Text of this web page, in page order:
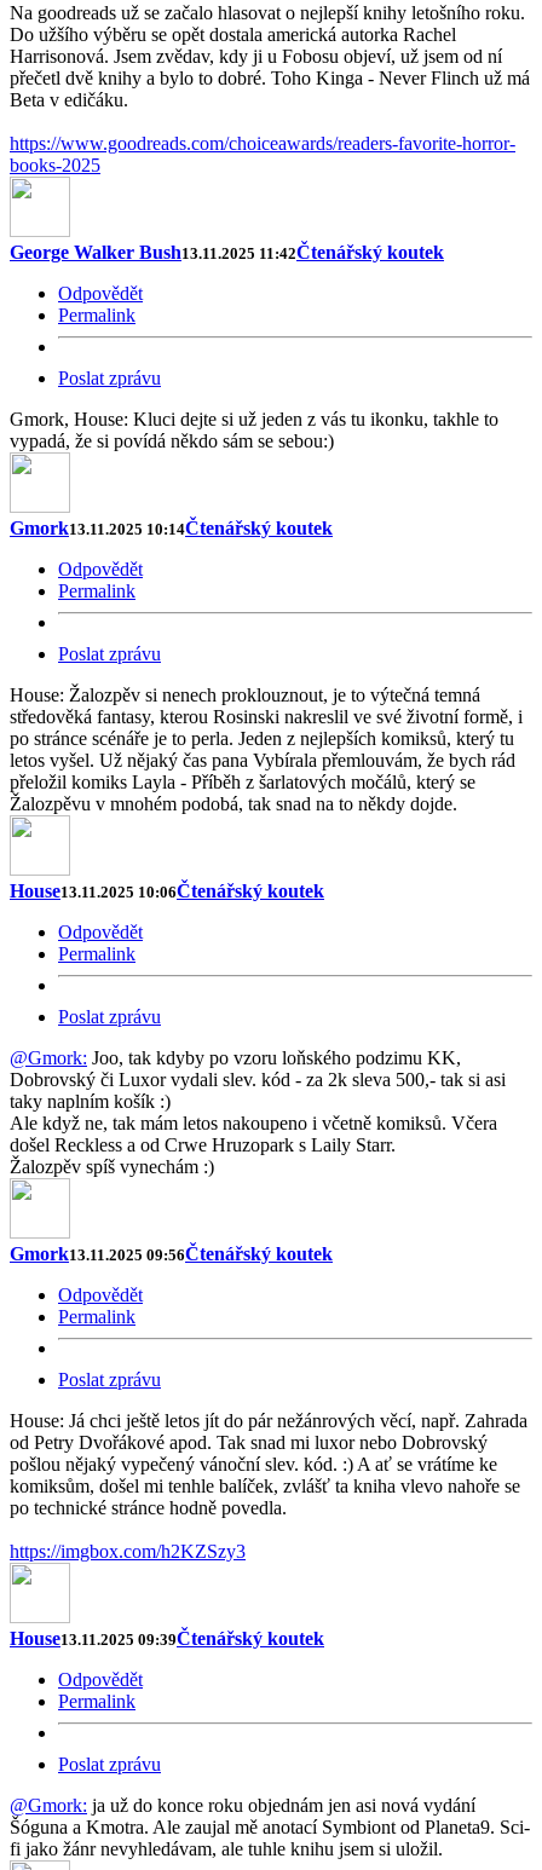
Na goodreads už se začalo hlasovat o nejlepší knihy letošního roku.
Do užšího výběru se opět dostala americká autorka Rachel
Harrisonová. Jsem zvědav, kdy ji u Fobosu objeví, už jsem od ní
přečetl dvě knihy a bylo to dobré. Toho Kinga - Never Flinch už má
Beta v edičáku.
https://www.goodreads.com/choiceawards/readers-favorite-horror-
books-2025
George Walker Bush13.11.2025 11:42Čtenářský koutek
Odpovědět
Permalink
Poslat zprávu
Gmork, House: Kluci dejte si už jeden z vás tu ikonku, takhle to
vypadá, že si povídá někdo sám se sebou:)
Gmork13.11.2025 10:14Čtenářský koutek
Odpovědět
Permalink
Poslat zprávu
House: Žalozpěv si nenech proklouznout, je to výtečná temná
středověká fantasy, kterou Rosinski nakreslil ve své životní formě, i
po stránce scénáře je to perla. Jeden z nejlepších komiksů, který tu
letos vyšel. Už nějaký čas pana Vybírala přemlouvám, že bych rád
přeložil komiks Layla - Příběh z šarlatových močálů, který se
Žalozpěvu v mnohém podobá, tak snad na to někdy dojde.
House13.11.2025 10:06Čtenářský koutek
Odpovědět
Permalink
Poslat zprávu
@Gmork: Joo, tak kdyby po vzoru loňského podzimu KK,
Dobrovský či Luxor vydali slev. kód - za 2k sleva 500,- tak si asi
taky naplním košík :)
Ale když ne, tak mám letos nakoupeno i včetně komiksů. Včera
došel Reckless a od Crwe Hruzopark s Laily Starr.
Žalozpěv spíš vynechám :)
Gmork13.11.2025 09:56Čtenářský koutek
Odpovědět
Permalink
Poslat zprávu
House: Já chci ještě letos jít do pár nežánrových věcí, např. Zahrada
od Petry Dvořákové apod. Tak snad mi luxor nebo Dobrovský
pošlou nějaký vypečený vánoční slev. kód. :) A ať se vrátíme ke
komiksům, došel mi tenhle balíček, zvlášť ta kniha vlevo nahoře se
po technické stránce hodně povedla.
https://imgbox.com/h2KZSzy3
House13.11.2025 09:39Čtenářský koutek
Odpovědět
Permalink
Poslat zprávu
@Gmork: ja už do konce roku objednám jen asi nová vydání
Šóguna a Kmotra. Ale zaujal mě anotací Symbiont od Planeta9. Sci-
fi jako žánr nevyhledávam, ale tuhle knihu jsem si uložil.